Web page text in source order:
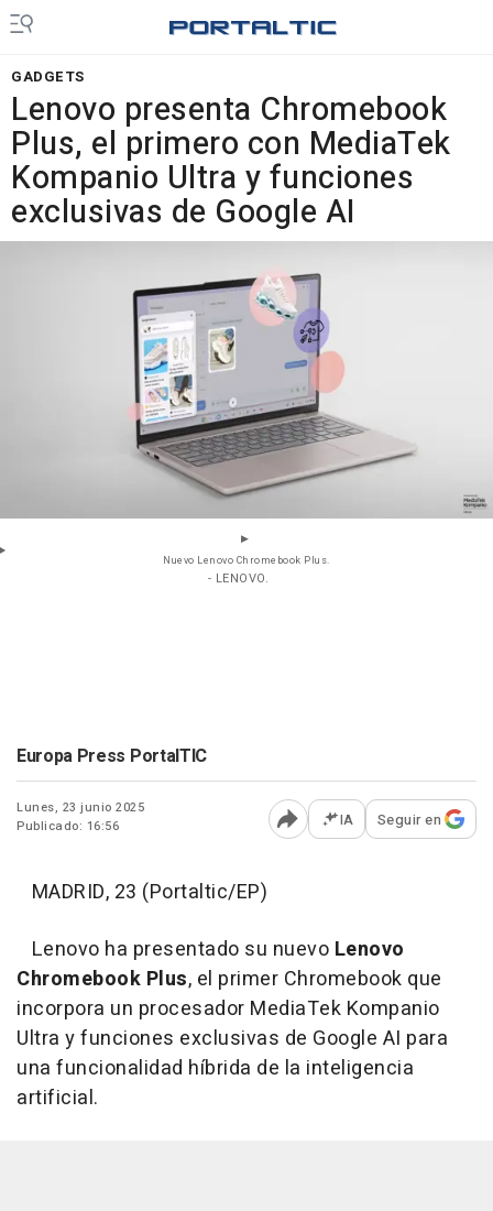
GADGETS
Lenovo presenta Chromebook
Plus, el primero con MediaTek
Kompanio Ultra y funciones
exclusivas de Google AI
Nuevo Lenovo Chromebook Plus.
- LENOVO.
Europa Press PortalTIC
Lunes, 23 junio 2025
Publicado: 16:56
Abrir opciones para
IA Seguir en
MADRID, 23 (Portaltic/EP)
Lenovo ha presentado su nuevo Lenovo
Chromebook Plus, el primer Chromebook que
incorpora un procesador MediaTek Kompanio
Ultra y funciones exclusivas de Google AI para
una funcionalidad híbrida de la inteligencia
artificial.